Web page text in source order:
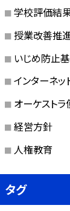
学校評価結
授業改善推
いじめ防止
インターネッ
オーケストラ
経営方針
人権教育
タグ